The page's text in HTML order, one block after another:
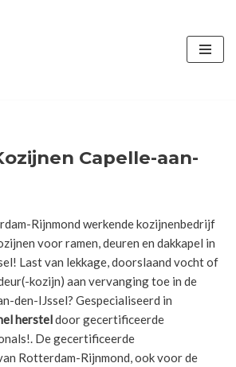
Capelle-aan-
Rijnmond werkende kozijnenbedrijf
voor ramen, deuren en dakkapel in
Last van lekkage, doorslaand vocht of
kozijn) aan vervanging toe in de
den-IJssel? Gespecialiseerd in
hersteldoor gecertificeerde
De gecertificeerde
Rotterdam-Rijnmond, ook voor de